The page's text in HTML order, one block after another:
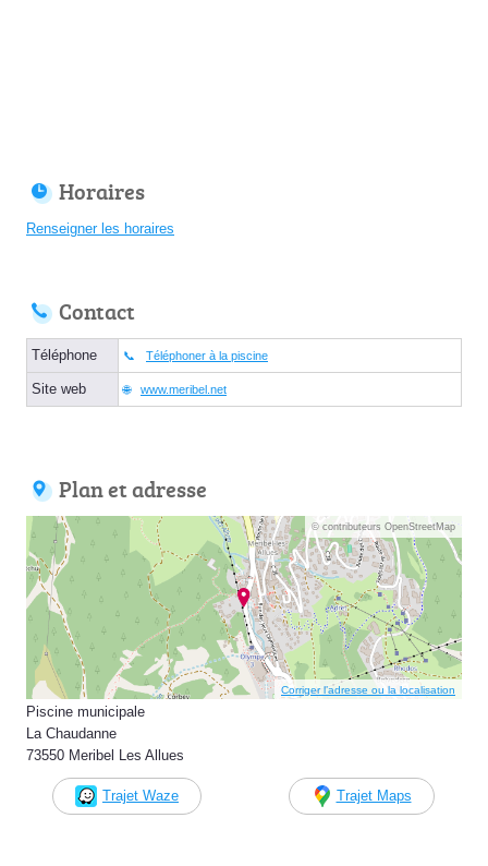
Horaires
Renseigner les horaires
Contact
Téléphone Téléphoner à la piscine
Site web www.meribel.net
Plan et adresse
© contributeurs OpenStreetMap
Corriger l’adresse ou la localisation
Piscine municipale
La Chaudanne
73550 Meribel Les Allues
Trajet Waze Trajet Maps